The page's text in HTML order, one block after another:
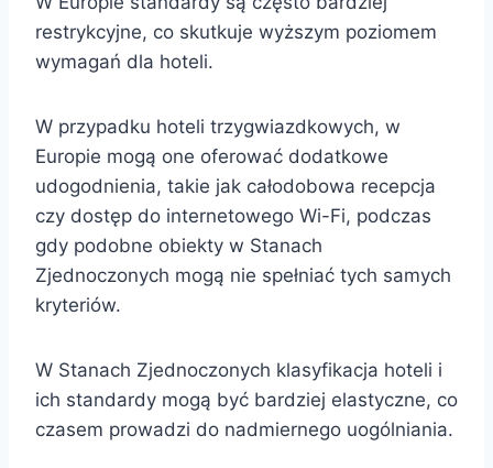
restrykcyjne, co skutkuje wyższym poziomem
wymagań dla hoteli.
W przypadku hoteli trzygwiazdkowych, w
Europie mogą one oferować dodatkowe
udogodnienia, takie jak całodobowa recepcja
czy dostęp do internetowego Wi-Fi, podczas
gdy podobne obiekty w Stanach
Zjednoczonych mogą nie spełniać tych samych
kryteriów.
W Stanach Zjednoczonych klasyfikacja hoteli i
ich standardy mogą być bardziej elastyczne, co
czasem prowadzi do nadmiernego uogólniania.